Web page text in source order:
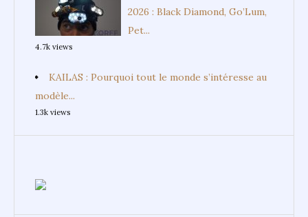
2026 : Black Diamond, Go’Lum,
Pet...
4.7k views
KAILAS : Pourquoi tout le monde s’intéresse au
modèle...
1.3k views